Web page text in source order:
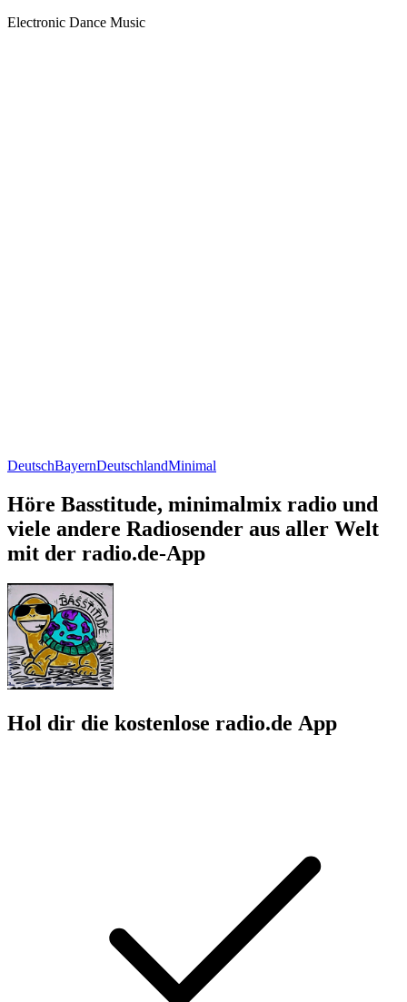
Electronic Dance Music
DeutschBayernDeutschlandMinimal
Höre Basstitude, minimalmix radio und
viele andere Radiosender aus aller Welt
mit der radio.de-App
Hol dir die kostenlose radio.de App